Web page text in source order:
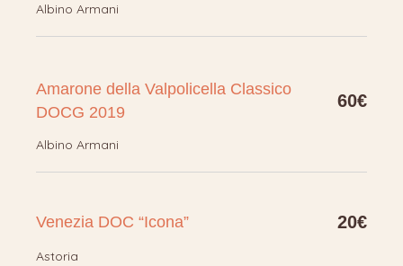
Albino Armani
Amarone della Valpolicella Classico
DOCG 2019
60€
Albino Armani
Venezia DOC “Icona” 20€
Astoria